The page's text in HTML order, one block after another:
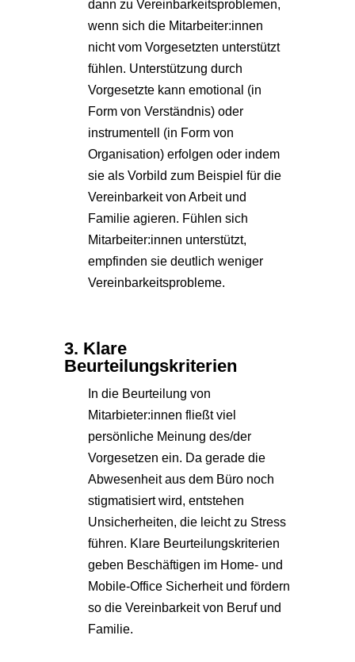
dann zu Vereinbarkeitsproblemen,
wenn sich die Mitarbeiter:innen
nicht vom Vorgesetzten unterstützt
fühlen. Unterstützung durch
Vorgesetzte kann emotional (in
Form von Verständnis) oder
instrumentell (in Form von
Organisation) erfolgen oder indem
sie als Vorbild zum Beispiel für die
Vereinbarkeit von Arbeit und
Familie agieren. Fühlen sich
Mitarbeiter:innen unterstützt,
empfinden sie deutlich weniger
Vereinbarkeitsprobleme.
3. Klare
Beurteilungskriterien
In die Beurteilung von
Mitarbieter:innen fließt viel
persönliche Meinung des/der
Vorgesetzen ein. Da gerade die
Abwesenheit aus dem Büro noch
stigmatisiert wird, entstehen
Unsicherheiten, die leicht zu Stress
führen. Klare Beurteilungskriterien
geben Beschäftigen im Home- und
Mobile-Office Sicherheit und fördern
so die Vereinbarkeit von Beruf und
Familie.